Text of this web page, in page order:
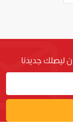
ليصلك جديدنا